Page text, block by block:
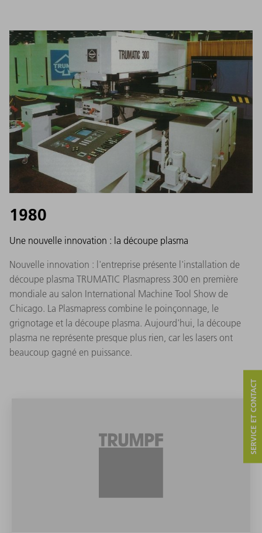
1980
Une nouvelle innovation : la découpe plasma
Nouvelle innovation : l'entreprise présente l'installation de
découpe plasma TRUMATIC Plasmapress 300 en première
mondiale au salon International Machine Tool Show de
Chicago. La Plasmapress combine le poinçonnage, le
grignotage et la découpe plasma. Aujourd'hui, la découpe
plasma ne représente presque plus rien, car les lasers ont
beaucoup gagné en puissance.
SERVICE ET CONTACT